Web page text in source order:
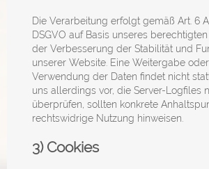
Die Verarbeitung erfolgt gemäß Art. 6
DSGVO auf Basis unseres
der Verbesserung der Stabilität und
unserer Website. Eine Weitergabe
Verwendung der Daten findet nicht
uns allerdings vor, die Server-Logfiles
überprüfen, sollten konkrete
rechtswidrige Nutzung hinweisen.
3) Cookies